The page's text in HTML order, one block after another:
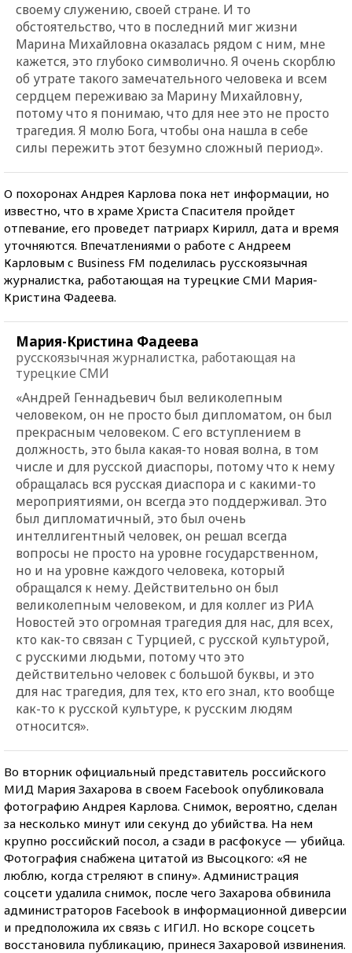
своему служению, своей стране. И то
обстоятельство, что в последний миг жизни
Марина Михайловна оказалась рядом с ним, мне
кажется, это глубоко символично. Я очень скорблю
об утрате такого замечательного человека и всем
сердцем переживаю за Марину Михайловну,
потому что я понимаю, что для нее это не просто
трагедия. Я молю Бога, чтобы она нашла в себе
силы пережить этот безумно сложный период».
О похоронах Андрея Карлова пока нет информации, но
известно, что в храме Христа Спасителя пройдет
отпевание, его проведет патриарх Кирилл, дата и время
уточняются. Впечатлениями о работе с Андреем
Карловым с Business FM поделилась русскоязычная
журналистка, работающая на турецкие СМИ Мария-
Кристина Фадеева.
Мария-Кристина Фадеева
русскоязычная журналистка, работающая на
турецкие СМИ
«Андрей Геннадьевич был великолепным
человеком, он не просто был дипломатом, он был
прекрасным человеком. С его вступлением в
должность, это была какая-то новая волна, в том
числе и для русской диаспоры, потому что к нему
обращалась вся русская диаспора и с какими-то
мероприятиями, он всегда это поддерживал. Это
был дипломатичный, это был очень
интеллигентный человек, он решал всегда
вопросы не просто на уровне государственном,
но и на уровне каждого человека, который
обращался к нему. Действительно он был
великолепным человеком, и для коллег из РИА
Новостей это огромная трагедия для нас, для всех,
кто как-то связан с Турцией, с русской культурой,
с русскими людьми, потому что это
действительно человек с большой буквы, и это
для нас трагедия, для тех, кто его знал, кто вообще
как-то к русской культуре, к русским людям
относится».
Во вторник официальный представитель российского
МИД Мария Захарова в своем Facebook опубликовала
фотографию Андрея Карлова. Снимок, вероятно, сделан
за несколько минут или секунд до убийства. На нем
крупно российский посол, а сзади в расфокусе — убийца.
Фотография снабжена цитатой из Высоцкого: «Я не
люблю, когда стреляют в спину». Администрация
соцсети удалила снимок, после чего Захарова обвинила
администраторов Facebook в информационной диверсии
и предположила их связь с ИГИЛ. Но вскоре соцсеть
восстановила публикацию, принеся Захаровой извинения.